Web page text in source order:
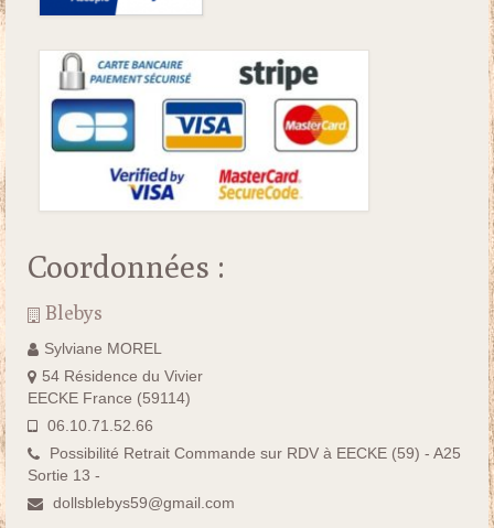
Coordonnées :
Blebys
Sylviane MOREL
54 Résidence du Vivier
EECKE France (59114)
06.10.71.52.66
Possibilité Retrait Commande sur RDV à EECKE (59) - A25
Sortie 13 -
dollsblebys59@gmail.com